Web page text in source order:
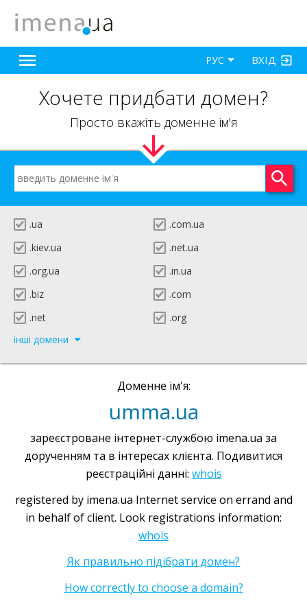
ВХІД
РУС
Хочете придбати домен?
Просто вкажіть доменне ім'я
.ua
.com.ua
.kiev.ua
.net.ua
.org.ua
.in.ua
.biz
.com
.net
.org
інші домени
Доменне ім'я:
umma.ua
зареєстроване інтернет-службою imena.ua за
дорученням та в інтересах клієнта. Подивитися
реєстраційні данні: whois
registered by imena.ua Internet service on errand and
in behalf of client. Look registrations information:
whois
Як правильно підібрати домен?
How correctly to choose a domain?